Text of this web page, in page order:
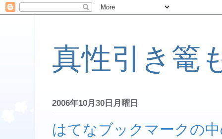
真性引き篭
2006年10月30日月曜日
はてなブックマークの